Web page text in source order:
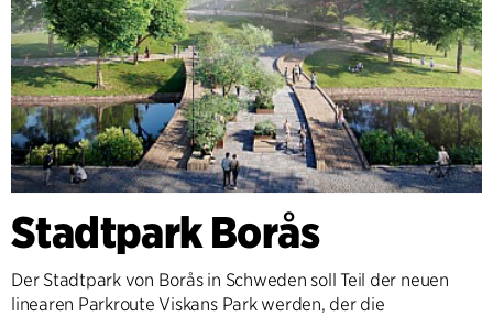
Stadtpark Borås
Der Stadtpark von Borås in Schweden soll Teil der neuen
linearen Parkroute Viskans Park werden, der die